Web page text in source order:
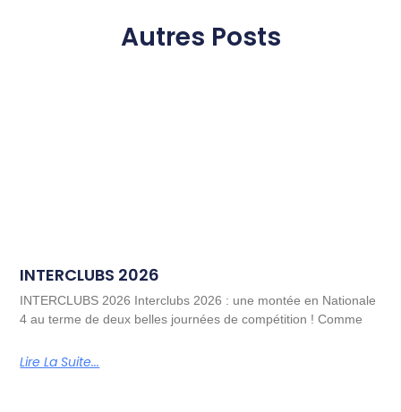
Autres Posts
INTERCLUBS 2026
INTERCLUBS 2026 Interclubs 2026 : une montée en Nationale
4 au terme de deux belles journées de compétition ! Comme
Lire La Suite...